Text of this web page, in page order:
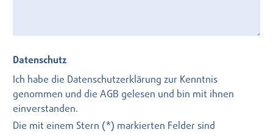
Datenschutz
Ich habe die Datenschutzerklärung zur Kenntnis
genommen und die AGB gelesen und bin mit ihnen
einverstanden.
Die mit einem Stern (*) markierten Felder sind